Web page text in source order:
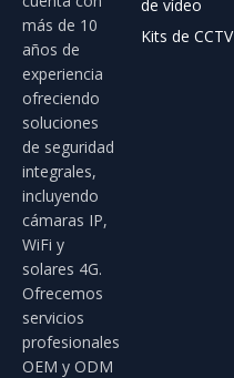
más de 10
años de
experiencia
ofreciendo
soluciones
de seguridad
integrales,
incluyendo
cámaras IP,
WiFi y
solares 4G.
Ofrecemos
servicios
profesionales
OEM y ODM
de vídeo
Kits de CCTV